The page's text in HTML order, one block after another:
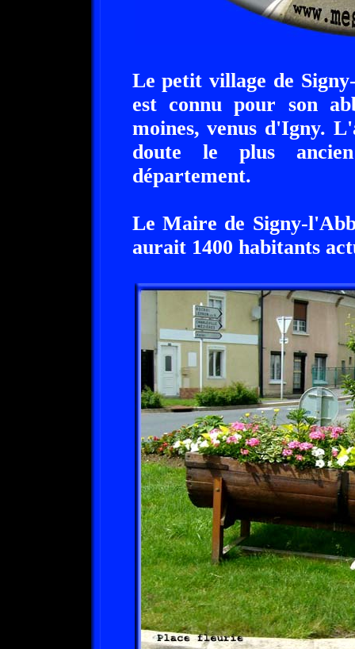
Le petit village de
est connu pour son
moines, venus d'Igny.
doute le plus
département.
Le Maire de Signy-
aurait 1400 habitants